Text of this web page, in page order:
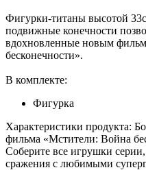
Фигурки-титаны высотой
подвижные конечности
вдохновленные новым
бесконечности».
В комплекте:
Фигурка
Характеристики продукта:
фильма «Мстители: Война
Соберите все игрушки
сражения с любимыми